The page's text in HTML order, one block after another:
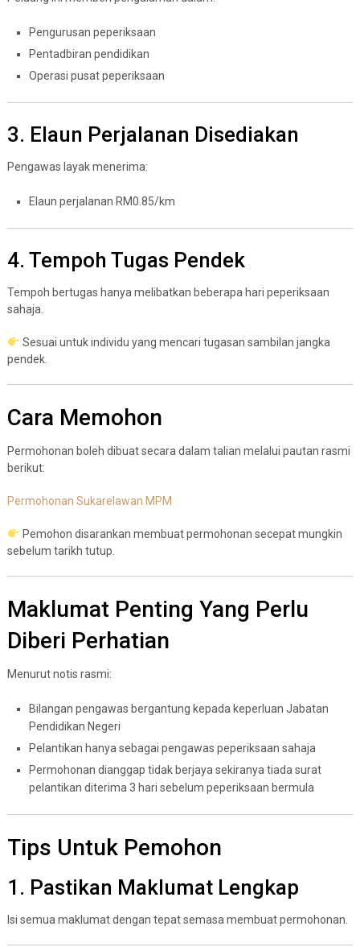
Pengurusan peperiksaan
Pentadbiran pendidikan
Operasi pusat peperiksaan
3. Elaun Perjalanan Disediakan
Pengawas layak menerima:
Elaun perjalanan RM0.85/km
4. Tempoh Tugas Pendek
Tempoh bertugas hanya melibatkan beberapa hari peperiksaan
sahaja.
Sesuai untuk individu yang mencari tugasan sambilan jangka
pendek.
Cara Memohon
Permohonan boleh dibuat secara dalam talian melalui pautan rasmi
berikut:
Permohonan Sukarelawan MPM
Pemohon disarankan membuat permohonan secepat mungkin
sebelum tarikh tutup.
Maklumat Penting Yang Perlu
Diberi Perhatian
Menurut notis rasmi:
Bilangan pengawas bergantung kepada keperluan Jabatan
Pendidikan Negeri
Pelantikan hanya sebagai pengawas peperiksaan sahaja
Permohonan dianggap tidak berjaya sekiranya tiada surat
pelantikan diterima 3 hari sebelum peperiksaan bermula
Tips Untuk Pemohon
1. Pastikan Maklumat Lengkap
Isi semua maklumat dengan tepat semasa membuat permohonan.